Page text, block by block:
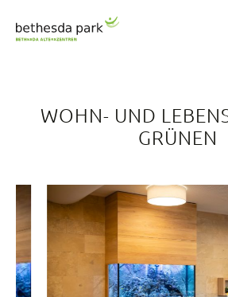
WOHN- UND
GRÜNEN